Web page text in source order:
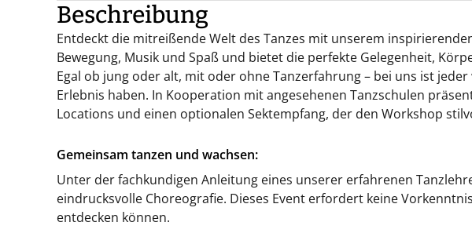
Beschreibung
Entdeckt die mitreißende Welt des Tanzes mit unserem
Bewegung, Musik und Spaß und bietet die perfekte Gelegenheit,
Egal ob jung oder alt, mit oder ohne Tanzerfahrung – bei uns ist
Erlebnis haben. In Kooperation mit angesehenen Tanzschulen
Locations und einen optionalen Sektempfang, der den Workshop
Gemeinsam tanzen und wachsen:
Unter der fachkundigen Anleitung eines unserer erfahrenen
eindrucksvolle Choreografie. Dieses Event erfordert keine
entdecken können.